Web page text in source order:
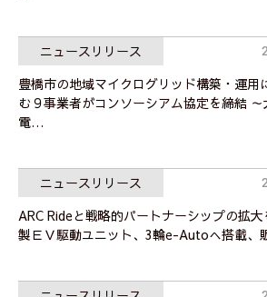
ニュースリリース
豊橋市の地域マイクログリッド構築・運用
む９事業者がコンソーシアム協定を締結
電…
ニュースリリース
ARC Rideと戦略的パートナーシップの拡
製ＥＶ駆動ユニット、3輪e-Autoへ搭載、